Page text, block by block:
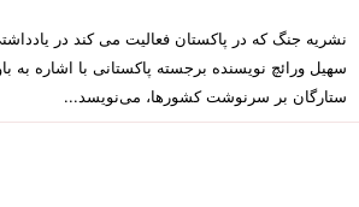
نشریه جنگ که در پاکستان فعالیت می کند در
سهیل ورائچ نویسنده برجسته پاکستانی با اشاره به
ستارگان بر سرنوشت کشورها، می‌نویسد...